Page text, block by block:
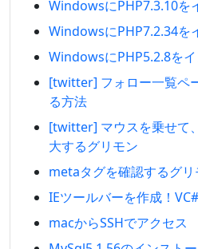
WindowsにPHP7.3.10を
WindowsにPHP7.2.34を
WindowsにPHP5.2.8を
[twitter] フォロー一覧ペ
る方法
[twitter] マウスを乗せて
大するグリモン
metaタグを確認するグリ
IEツールバーを作成！
macからSSHでアクセス